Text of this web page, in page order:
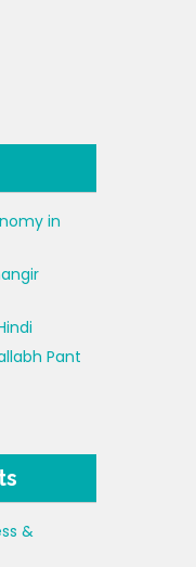
in
Pant
&